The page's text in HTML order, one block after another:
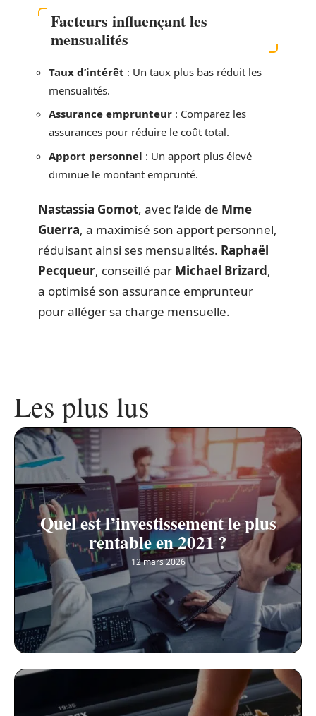
Facteurs influençant les
mensualités
Taux d’intérêt : Un taux plus bas réduit les
mensualités.
Assurance emprunteur : Comparez les
assurances pour réduire le coût total.
Apport personnel : Un apport plus élevé
diminue le montant emprunté.
Nastassia Gomot, avec l’aide de Mme
Guerra, a maximisé son apport personnel,
réduisant ainsi ses mensualités. Raphaël
Pecqueur, conseillé par Michael Brizard,
a optimisé son assurance emprunteur
pour alléger sa charge mensuelle.
Les plus lus
Quel est l’investissement le plus
rentable en 2021 ?
12 mars 2026